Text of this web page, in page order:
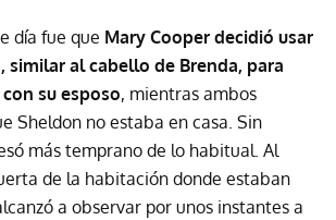
día fue que Mary Cooper decidió usar
similar al cabello de Brenda, para
su esposo, mientras ambos
Sheldon no estaba en casa. Sin
más temprano de lo habitual. Al
de la habitación donde estaban
a observar por unos instantes a